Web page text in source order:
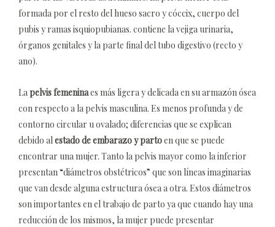
formada por el resto del hueso sacro y cóccix, cuerpo del
pubis y ramas isquiopubianas. contiene la vejiga urinaria,
órganos genitales y la parte final del tubo digestivo (recto y
ano).
Lapelvis femeninaes más ligera y delicada en su armazón ósea
con respecto a la pelvis masculina. Es menos profunda y de
contorno circular u ovalado; diferencias que se explican
debido alestado de embarazo y partoen que se puede
encontrar una mujer. Tanto la pelvis mayor como la inferior
presentan “diámetros obstétricos” que son líneas imaginarias
que van desde alguna estructura ósea a otra. Estos diámetros
son importantes en el trabajo de parto ya que cuando hay una
reducción de los mismos, la mujer puede presentar